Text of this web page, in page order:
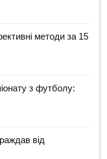
методи за 15
з футболу:
від